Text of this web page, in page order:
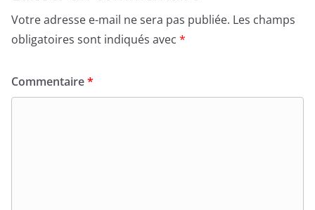
Votre adresse e-mail ne sera pas publiée. Les champs
obligatoires sont indiqués avec *
Commentaire*